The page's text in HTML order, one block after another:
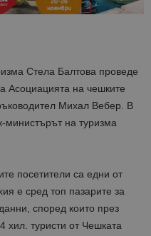
Стела Балтова проведе
Асоциацията на чешките
Михал Вебер. В
министърът на туризма
посетители са едни от
е сред топ пазарите за
според които през
хил. туристи от Чешката